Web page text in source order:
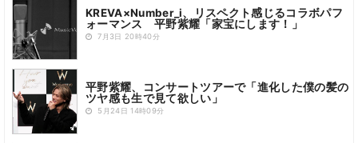
KREVA×Number_i、リスペクト感じるコラボパフ
ォーマンス 平野紫耀「家宝にします！」
7月3日 20時40分
平野紫耀、コンサートツアーで「進化した僕の髪の
ツヤ感も生で見て欲しい」
5月24日 14時09分